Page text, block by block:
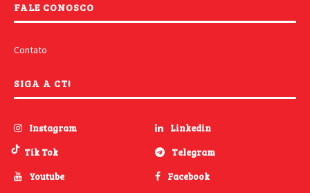
FALE CONOSCO
Contato
SIGA A CT!
Instagram
Linkedin
Tik Tok
Telegram
Youtube
Facebook